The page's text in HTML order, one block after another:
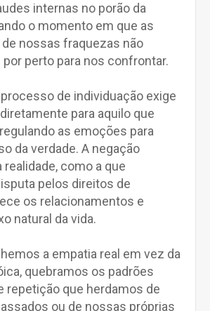
internas no porão da
o momento em que as
nossas fraquezas não
perto para nos confrontar.
de individuação exige
para aquilo que
as emoções para
da verdade. A negação
realidade, como a que
pelos direitos de
os relacionamentos e
natural da vida.
a empatia real em vez da
quebramos os padrões
repetição que herdamos de
ou de nossas próprias